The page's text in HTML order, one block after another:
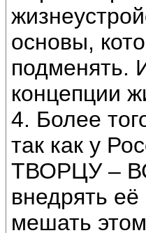
основы,
подменять.
концепции
4. Более
так как у
ТВОРЦУ –
внедрять
мешать